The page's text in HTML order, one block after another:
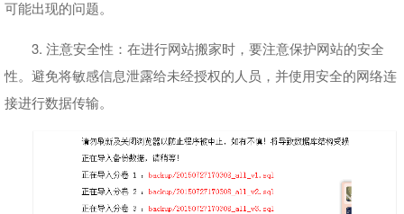
可能出现的问题。
3. 注意安全性：在进行网站搬家时，要注意保护网站的安全
性。避免将敏感信息泄露给未经授权的人员，并使用安全的网络连
接进行数据传输。